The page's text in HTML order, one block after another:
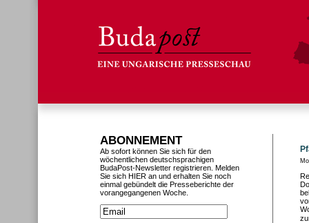
ABONNEMENT
Ab sofort können Sie sich für den
wöchentlichen deutschsprachigen
BudaPost-Newsletter registrieren. Melden
Sie sich HIER an und erhalten Sie noch
einmal gebündelt die Presseberichte der
vorangegangenen Woche.